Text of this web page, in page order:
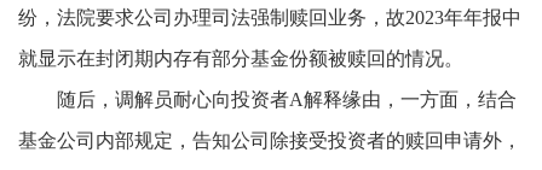
纷，法院要求公司办理司法强制赎回业务，故2023年年报中
就显示在封闭期内存有部分基金份额被赎回的情况。
随后，调解员耐心向投资者A解释缘由，一方面，结合
基金公司内部规定，告知公司除接受投资者的赎回申请外，